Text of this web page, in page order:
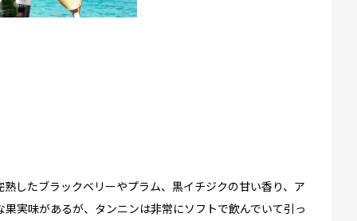
したブラックベリーやプラム、黒イチジクの甘い香り、ア
実味があるが、タンニンは非常にソフトで飲んでいて引っ